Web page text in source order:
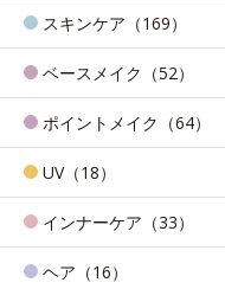
スキンケア（169）
ベースメイク（52）
ポイントメイク（64）
UV（18）
インナーケア（33）
ヘア（16）